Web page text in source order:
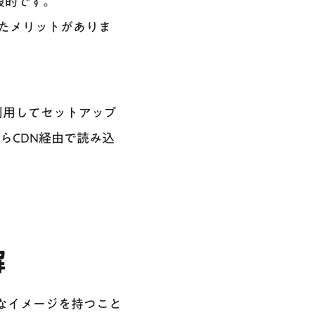
メリットがありま
用してセットアップ
CDN経由で読み込
イメージを持つこと